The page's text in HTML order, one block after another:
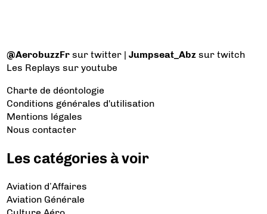
@AerobuzzFr sur twitter |Jumpseat_Abz sur twitch
Les Replays sur youtube
Charte de déontologie
Conditions générales d'utilisation
Mentions légales
Nous contacter
Les catégories à voir
Aviation d’Affaires
Aviation Générale